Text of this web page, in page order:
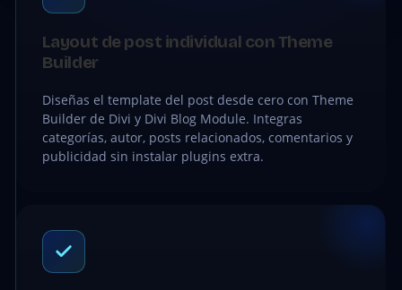
Layout de post individual con Theme
Builder
Diseñas el template del post desde cero con Theme
Builder de Divi y Divi Blog Module. Integras
categorías, autor, posts relacionados, comentarios y
publicidad sin instalar plugins extra.